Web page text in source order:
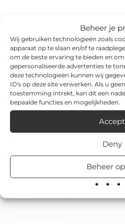
Beheer je
Wij gebruiken technologieën zoals
apparaat op te slaan en/of te
om de beste ervaring te bieden en
gepersonaliseerde advertenties te
deze technologieën kunnen wij
ID's op deze site verwerken. Als u
toestemming intrekt, kan dit een
bepaalde functies en mogelijkheden.
Accept
Deny
Beheer